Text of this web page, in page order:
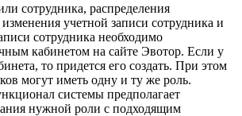
сотрудника, распределения
учетной записи сотрудника и
сотрудника необходимо
кабинетом на сайте Эвотор. Если у
то придется его создать. При этом
могут иметь одну и ту же роль.
системы предполагает
нужной роли с подходящим